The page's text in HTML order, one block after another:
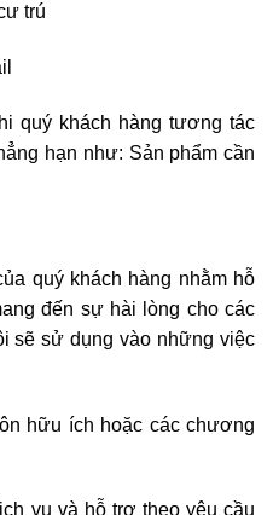
trú
quý khách hàng tương tác
hạn như: Sản phẩm cần
quý khách hàng nhằm hỗ
đến sự hài lòng cho các
sẽ sử dụng vào những việc
hữu ích hoặc các chương
vụ và hỗ trợ theo yêu cầu